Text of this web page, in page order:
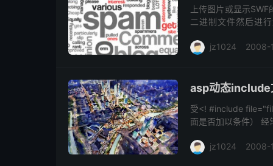
上传图片或显示
二进制文件然后进
jz1024
2008-
asp动态include
受<! #include
面是否加以条件）
jz1024 2008-